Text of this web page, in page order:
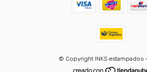
© Copyright INKS estampados